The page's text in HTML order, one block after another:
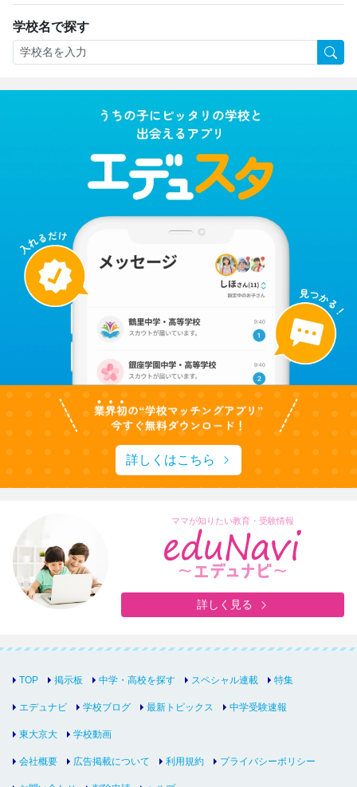
学校名で探す
詳しくはこちら
ママが知りたい教育・受験情報
詳しく見る
TOP 掲示板 中学・高校を探す スペシャル連載 特集
エデュナビ 学校ブログ 最新トピックス 中学受験速報
東大京大 学校動画
会社概要 広告掲載について 利用規約 プライバシーポリシー